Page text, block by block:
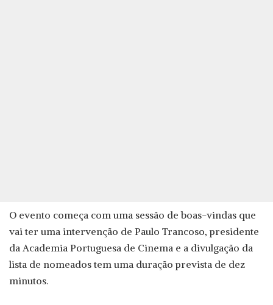
O evento começa com uma sessão de boas-vindas que
vai ter uma intervenção de Paulo Trancoso, presidente
da Academia Portuguesa de Cinema e a divulgação da
lista de nomeados tem uma duração prevista de dez
minutos.